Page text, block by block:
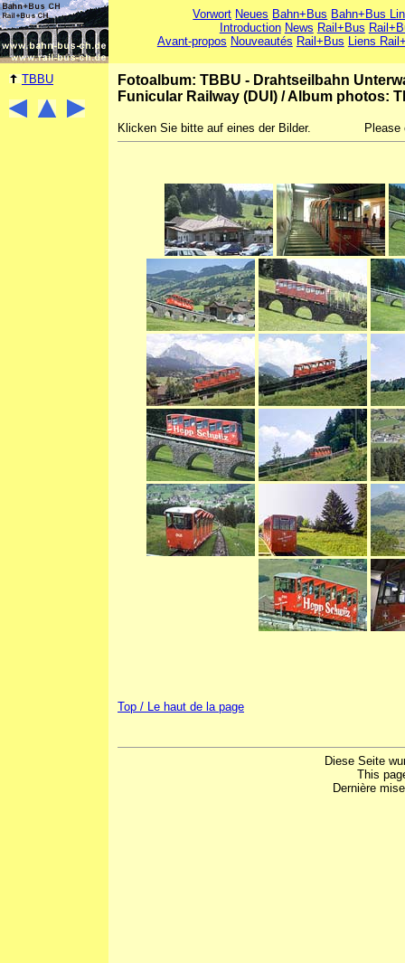
Vorwort Neues Bahn+Bus Bahn+Bus
Introduction News Rail+Bus
Avant-propos Nouveautés Rail+Bus Liens
TBBU
Fotoalbum: TBBU - Drahtseilbahn
Funicular Railway (DUI) /Album photos:
Klicken Sie bitte auf eines der Bilder.
Top / Le haut de la page
Diese Seite
This
Dernière